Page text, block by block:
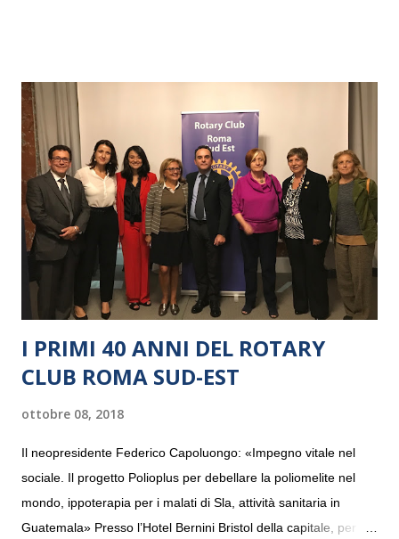
I PRIMI 40 ANNI DEL ROTARY
CLUB ROMA SUD-EST
ottobre 08, 2018
Il neopresidente Federico Capoluongo: «Impegno vitale nel
sociale. Il progetto Polioplus per debellare la poliomelite nel
mondo, ippoterapia per i malati di Sla, attività sanitaria in
Guatemala» Presso l’Hotel Bernini Bristol della capitale, per la